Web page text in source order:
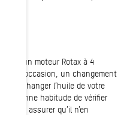
d’un moteur Rotax à 4
et, à l’occasion, un changement
à changer l’huile de votre
bonne habitude de vérifier
vous assurer qu’il n’en